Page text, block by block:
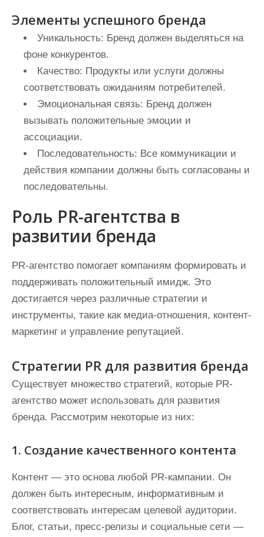
Элементы успешного бренда
Уникальность: Бренд должен выделяться на
фоне конкурентов.
Качество: Продукты или услуги должны
соответствовать ожиданиям потребителей.
Эмоциональная связь: Бренд должен
вызывать положительные эмоции и
ассоциации.
Последовательность: Все коммуникации и
действия компании должны быть согласованы и
последовательны.
Роль PR-агентства в
развитии бренда
PR-агентство помогает компаниям формировать и
поддерживать положительный имидж. Это
достигается через различные стратегии и
инструменты, такие как медиа-отношения, контент-
маркетинг и управление репутацией.
Стратегии PR для развития бренда
Существует множество стратегий, которые PR-
агентство может использовать для развития
бренда. Рассмотрим некоторые из них:
1. Создание качественного контента
Контент — это основа любой PR-кампании. Он
должен быть интересным, информативным и
соответствовать интересам целевой аудитории.
Блог, статьи, пресс-релизы и социальные сети —